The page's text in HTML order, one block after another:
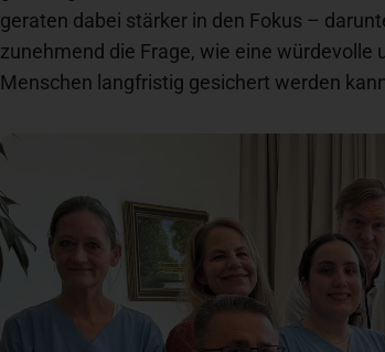
Orthopädie
Radiologie
Entlassung
geraten dabei stärker in den Fokus –
zunehmend die Frage, wie eine
Menschen langfristig gesichert werden